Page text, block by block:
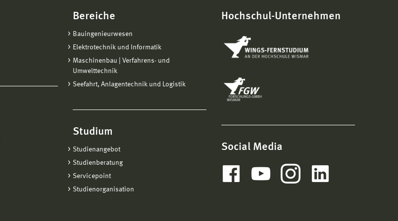
Bereiche
Bauingenieurwesen
Elektrotechnik und Informatik
Maschinenbau | Verfahrens- und
Umwelttechnik
Seefahrt, Anlagentechnik und Logistik
Studium
Studienangebot
Studienberatung
Servicepoint
Studienorganisation
Hochschul-Unternehmen
Social Media